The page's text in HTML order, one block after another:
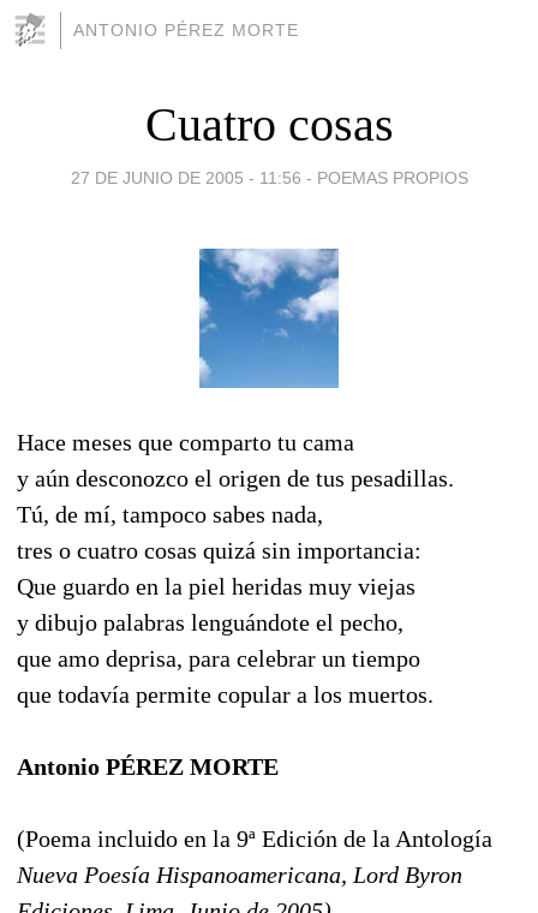
ANTONIO PÉREZ MORTE
Cuatro cosas
27 DE JUNIO DE 2005 - 11:56 - POEMAS PROPIOS
Hace meses que comparto tu cama
y aún desconozco el origen de tus pesadillas.
Tú, de mí, tampoco sabes nada,
tres o cuatro cosas quizá sin importancia:
Que guardo en la piel heridas muy viejas
y dibujo palabras lenguándote el pecho,
que amo deprisa, para celebrar un tiempo
que todavía permite copular a los muertos.
Antonio PÉREZ MORTE
(Poema incluido en la 9ª Edición de la Antología
Nueva Poesía Hispanoamericana, Lord Byron